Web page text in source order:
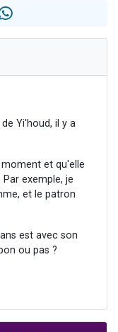
en groupe sur Zoom
Yi'houd, il y a
et qu'elle
exemple, je
et le patron
est avec son
ou pas ?